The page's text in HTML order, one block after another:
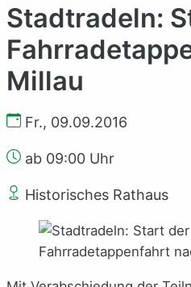
Stadtradeln:
Millau
Fr., 09.09.2016
ab 09:00 Uhr
Historisches Rathaus